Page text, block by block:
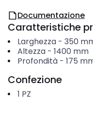
Documentazione
Caratteristiche
Larghezza- 350
Altezza- 1400 mm
Profondità- 175
Confezione
1 PZ